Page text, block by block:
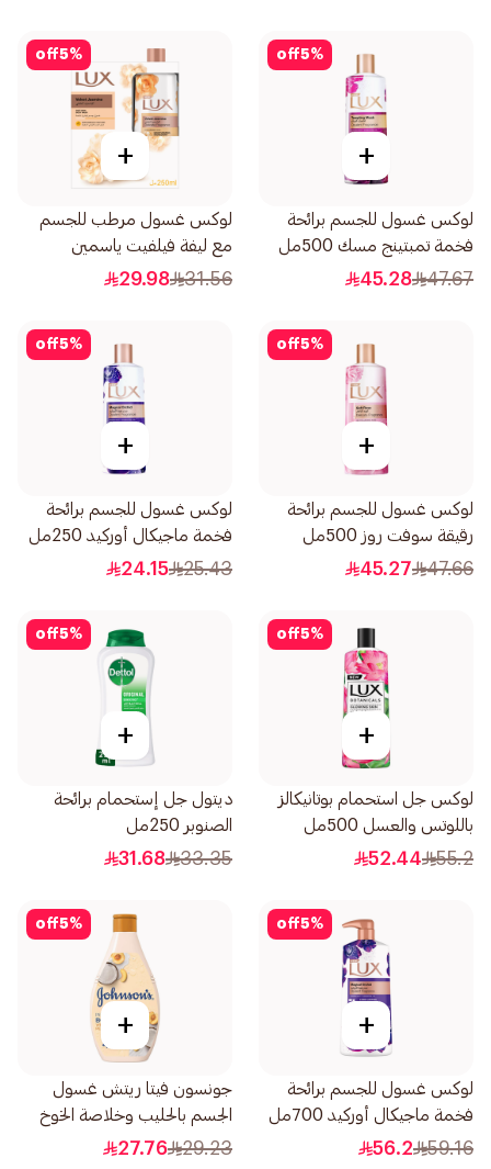
5%
off
+
لوكس غسول للجسم برائحة
فخمة تمبتينج مسك 500مل
47.67
45.28
5%
off
+
لوكس غسول مرطب للجسم
مع ليفة فيلفيت ياسمين
250مل
31.56
29.98
5%
off
+
لوكس غسول للجسم برائحة
رقيقة سوفت روز 500مل
47.66
45.27
5%
off
+
لوكس غسول للجسم برائحة
فخمة ماجيكال أوركيد 250مل
25.43
24.15
5%
off
+
لوكس جل استحمام بوتانيكالز
باللوتس والعسل 500مل
55.2
52.44
5%
off
+
ديتول جل إستحمام برائحة
الصنوبر 250مل
33.35
31.68
5%
off
+
لوكس غسول للجسم برائحة
فخمة ماجيكال أوركيد 700مل
59.16
56.2
5%
off
+
جونسون فيتا ريتش غسول
الجسم بالحليب وخلاصة الخوخ
وجوز الهند 400مل
29.23
27.76